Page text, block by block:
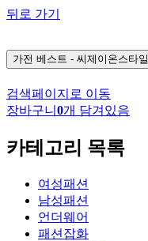
뒤로 가기
가전 베스트 - 씨제이온스타일
검색페이지로 이동
장바구니 0개 담겨있음
카테고리 목록
여성패션
남성패션
언더웨어
패션잡화